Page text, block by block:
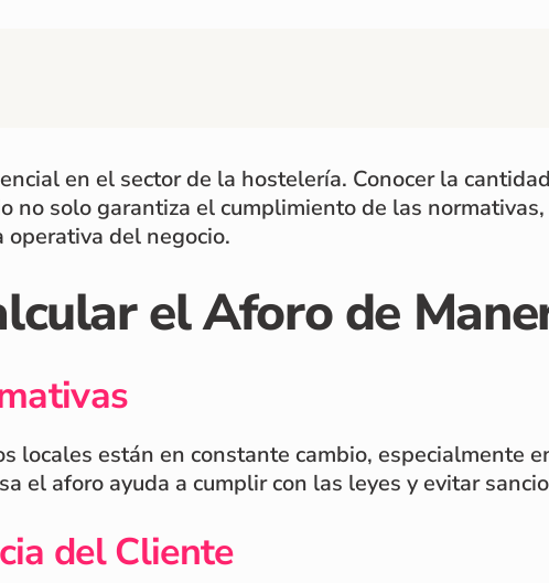
en el sector de la hostelería. Conocer la
no solo garantiza el cumplimiento de las
del negocio.
el Aforo de
locales están en constante cambio, especialmente
el aforo ayuda a cumplir con las leyes y evitar
del Cliente